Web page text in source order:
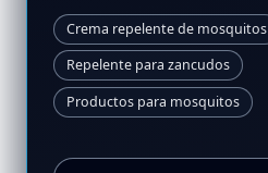
Crema repelente de mosquitos
Repelente para zancudos
Productos para mosquitos